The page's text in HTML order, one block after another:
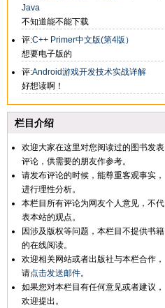
Java
不知道能不能下载
评:C++ Primer中文版(第4版）
想要电子版的
评:Android游戏开发技术实战详解
好想读啊！
栏目介绍
欢迎大家在这里对您阅读过的图书发表
评论，供需要的朋友作参考。
请发布评论的时候，能尊重客观事实，
进行理性分析。
本栏目所有评论为网友个人意见，不代
表本站的观点。
因涉及版权等问题，本栏目不提供书籍
的在线阅读。
欢迎相关网站或者出版社与本栏合作，
请点击发送邮件。
如果您对本栏目有任何意见或者建议，
欢迎提出。